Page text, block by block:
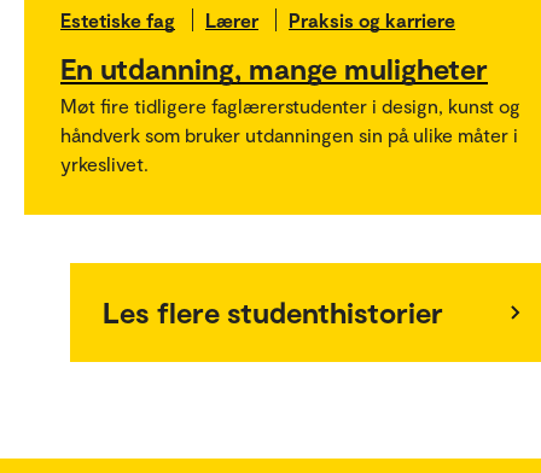
Estetiske fag Lærer Praksis og karriere
En utdanning, mange muligheter
Møt fire tidligere faglærerstudenter i design, kunst og
håndverk som bruker utdanningen sin på ulike måter i
yrkeslivet.
Les flere studenthistorier